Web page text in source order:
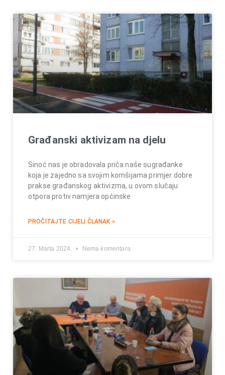
Građanski aktivizam na djelu
Sinoć nas je obradovala priča naše sugrađanke
koja je zajedno sa svojim komšijama primjer dobre
prakse građanskog aktivizma, u ovom slučaju
otpora protiv namjera općinske
PROČITAJTE CIJELI ČLANAK »
27. Marta 2024. Nema komentara